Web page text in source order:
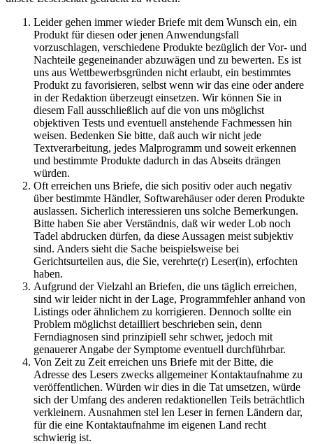
Leider gehen immer wieder Briefe mit dem Wunsch ein, ein
Produkt für diesen oder jenen Anwendungsfall
vorzuschlagen, verschiedene Produkte bezüglich der Vor- und
Nachteile gegeneinander abzuwägen und zu bewerten. Es ist
uns aus Wettbewerbsgründen nicht erlaubt, ein bestimmtes
Produkt zu favorisieren, selbst wenn wir das eine oder andere
in der Redaktion überzeugt einsetzen. Wir können Sie in
diesem Fall ausschließlich auf die von uns möglichst
objektiven Tests und eventuell anstehende Fachmessen hin
weisen. Bedenken Sie bitte, daß auch wir nicht jede
Textverarbeitung, jedes Malprogramm und soweit erkennen
und bestimmte Produkte dadurch in das Abseits drängen
würden.
Oft erreichen uns Briefe, die sich positiv oder auch negativ
über bestimmte Händler, Softwarehäuser oder deren Produkte
auslassen. Sicherlich interessieren uns solche Bemerkungen.
Bitte haben Sie aber Verständnis, daß wir weder Lob noch
Tadel abdrucken dürfen, da diese Aussagen meist subjektiv
sind. Anders sieht die Sache beispielsweise bei
Gerichtsurteilen aus, die Sie, verehrte(r) Leser(in), erfochten
haben.
Aufgrund der Vielzahl an Briefen, die uns täglich erreichen,
sind wir leider nicht in der Lage, Programmfehler anhand von
Listings oder ähnlichem zu korrigieren. Dennoch sollte ein
Problem möglichst detailliert beschrieben sein, denn
Ferndiagnosen sind prinzipiell sehr schwer, jedoch mit
genauerer Angabe der Symptome eventuell durchführbar.
Von Zeit zu Zeit erreichen uns Briefe mit der Bitte, die
Adresse des Lesers zwecks allgemeiner Kontaktaufnahme zu
veröffentlichen. Würden wir dies in die Tat umsetzen, würde
sich der Umfang des anderen redaktionellen Teils beträchtlich
verkleinern. Ausnahmen stel len Leser in fernen Ländern dar,
für die eine Kontaktaufnahme im eigenen Land recht
schwierig ist.